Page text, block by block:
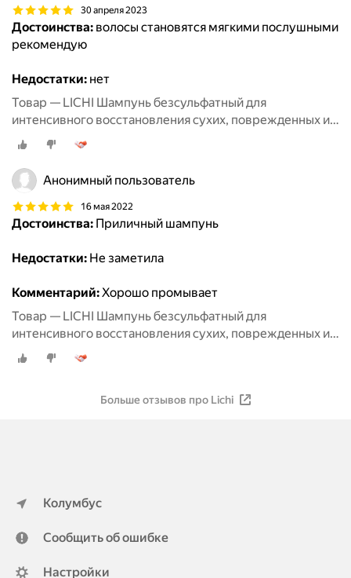
30 апреля 2023
Достоинства: волосы становятся мягкими послушными
рекомендую
Недостатки: нет
Товар — LICHI Шампунь безсульфатный для
интенсивного восстановления сухих, поврежденных и
окрашенных волос, 270 мл
Анонимный пользователь
16 мая 2022
Достоинства: Приличный шампунь
Недостатки: Не заметила
Комментарий:Хорошо промывает
Товар — LICHI Шампунь безсульфатный для
интенсивного восстановления сухих, поврежденных и
окрашенных волос, 270 мл
Больше отзывов про Lichi
Колумбус
Сообщить об ошибке
Настройки